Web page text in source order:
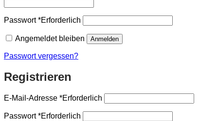
Passwort*Erforderlich
Angemeldet bleiben Anmelden
Passwort vergessen?
Registrieren
E-Mail-Adresse *Erforderlich
Passwort*Erforderlich